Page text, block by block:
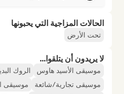
الحالات المزاجية التي يحبونها
تحت الأرض
لا يريدون أن يتلقوا...
موسيقى الأسيد هاوس الروك
موسيقى تجارية/شائعة
موسيقى